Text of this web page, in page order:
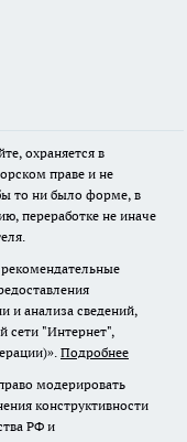
охраняется в
праве и не
то ни было форме, в
переработке не иначе
и анализа сведений,
сети "Интернет",
Подробнее
модерировать
конструктивности
РФ и